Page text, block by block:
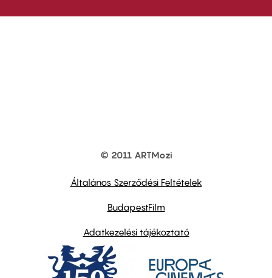
© 2011 ARTMozi
Általános Szerződési Feltételek
BudapestFilm
Adatkezelési tájékoztató